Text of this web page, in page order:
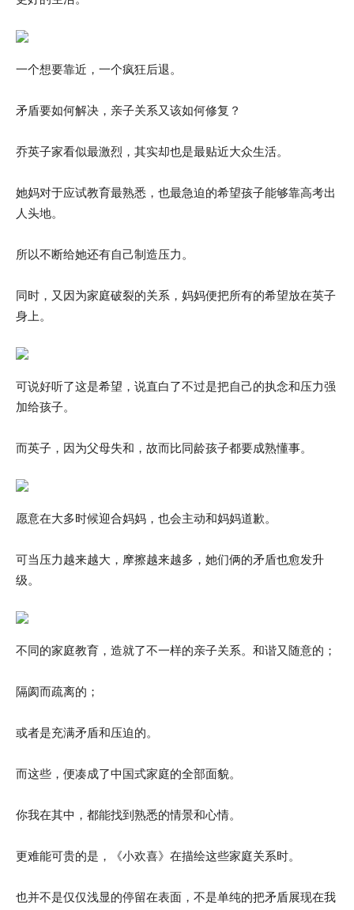
一个想要靠近，一个疯狂后退。
矛盾要如何解决，亲子关系又该如何修复？
乔英子家看似最激烈，其实却也是最贴近大众生活。
她妈对于应试教育最熟悉，也最急迫的希望孩子能够靠高考出
人头地。
所以不断给她还有自己制造压力。
同时，又因为家庭破裂的关系，妈妈便把所有的希望放在英子
身上。
可说好听了这是希望，说直白了不过是把自己的执念和压力强
加给孩子。
而英子，因为父母失和，故而比同龄孩子都要成熟懂事。
愿意在大多时候迎合妈妈，也会主动和妈妈道歉。
可当压力越来越大，摩擦越来越多，她们俩的矛盾也愈发升
级。
不同的家庭教育，造就了不一样的亲子关系。和谐又随意的；
隔阂而疏离的；
或者是充满矛盾和压迫的。
而这些，便凑成了中国式家庭的全部面貌。
你我在其中，都能找到熟悉的情景和心情。
更难能可贵的是，《小欢喜》在描绘这些家庭关系时。
也并不是仅仅浅显的停留在表面，不是单纯的把矛盾展现在我